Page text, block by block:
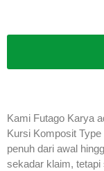
Kami Futago Karya
Kursi Komposit
penuh dari awal
sekadar klaim,